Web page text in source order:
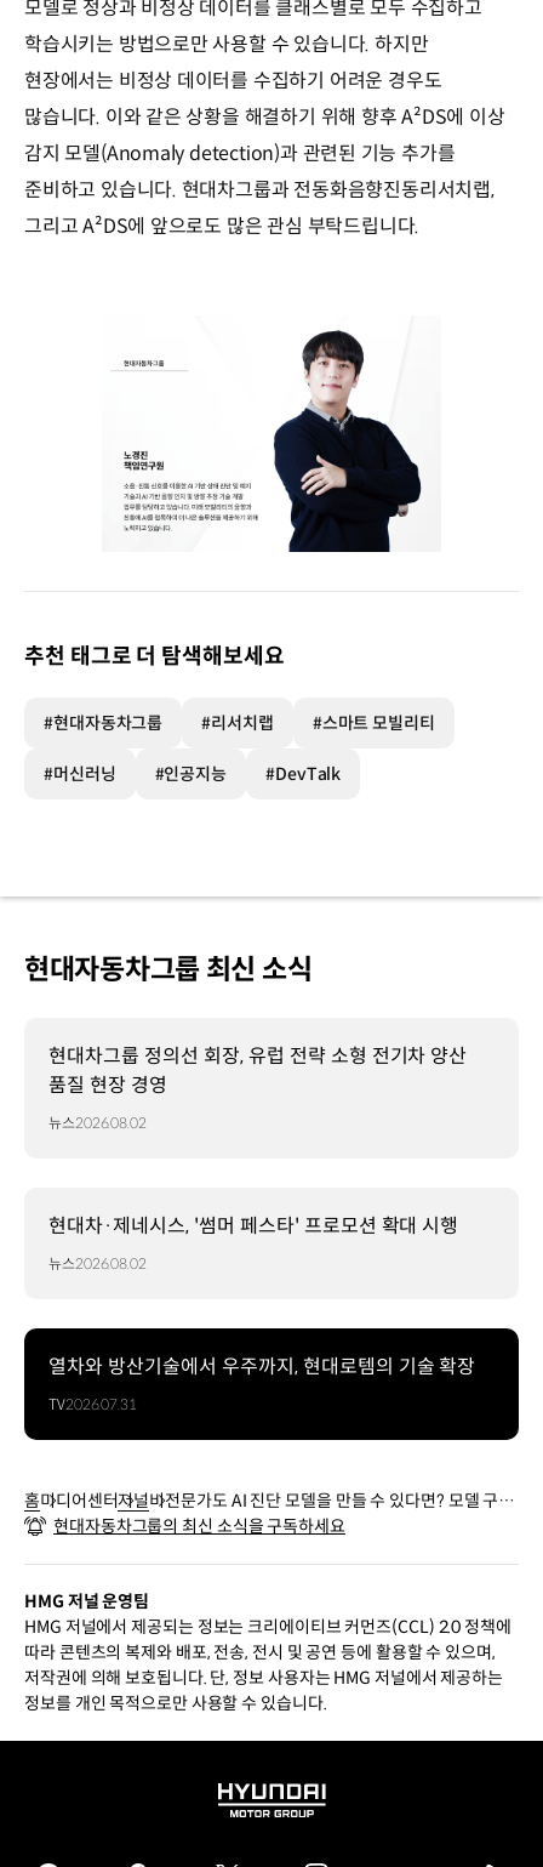
모델로 정상과 비정상 데이터를 클래스별로 모두 수집하고
학습시키는 방법으로만 사용할 수 있습니다. 하지만
현장에서는 비정상 데이터를 수집하기 어려운 경우도
많습니다. 이와 같은 상황을 해결하기 위해 향후 A²DS에 이상
감지 모델(Anomaly detection)과 관련된 기능 추가를
준비하고 있습니다. 현대차그룹과 전동화음향진동리서치랩,
그리고 A²DS에 앞으로도 많은 관심 부탁드립니다.
추천 태그로 더 탐색해보세요
#현대자동차그룹 #리서치랩 #스마트 모빌리티
#머신러닝 #인공지능 #DevTalk
현대자동차그룹 최신 소식
현대차그룹 정의선 회장, 유럽 전략 소형 전기차 양산
품질 현장 경영
뉴스2026.08.02
현대차·제네시스, '썸머 페스타' 프로모션 확대 시행
뉴스2026.08.02
열차와 방산기술에서 우주까지, 현대로템의 기술 확장
TV2026.07.31
홈미디어센터저널비전문가도 AI 진단 모델을 만들 수 있다면? 모델 구조
자동화 기법 개발기 [2탄 자동 진단 솔루션 A²DS]
현대자동차그룹의 최신 소식을 구독하세요
HMG 저널 운영팀
HMG 저널에서 제공되는 정보는 크리에이티브 커먼즈(CCL) 2.0 정책에
따라 콘텐츠의 복제와 배포, 전송, 전시 및 공연 등에 활용할 수 있으며,
저작권에 의해 보호됩니다. 단, 정보 사용자는 HMG 저널에서 제공하는
정보를 개인 목적으로만 사용할 수 있습니다.
HYUNDAI